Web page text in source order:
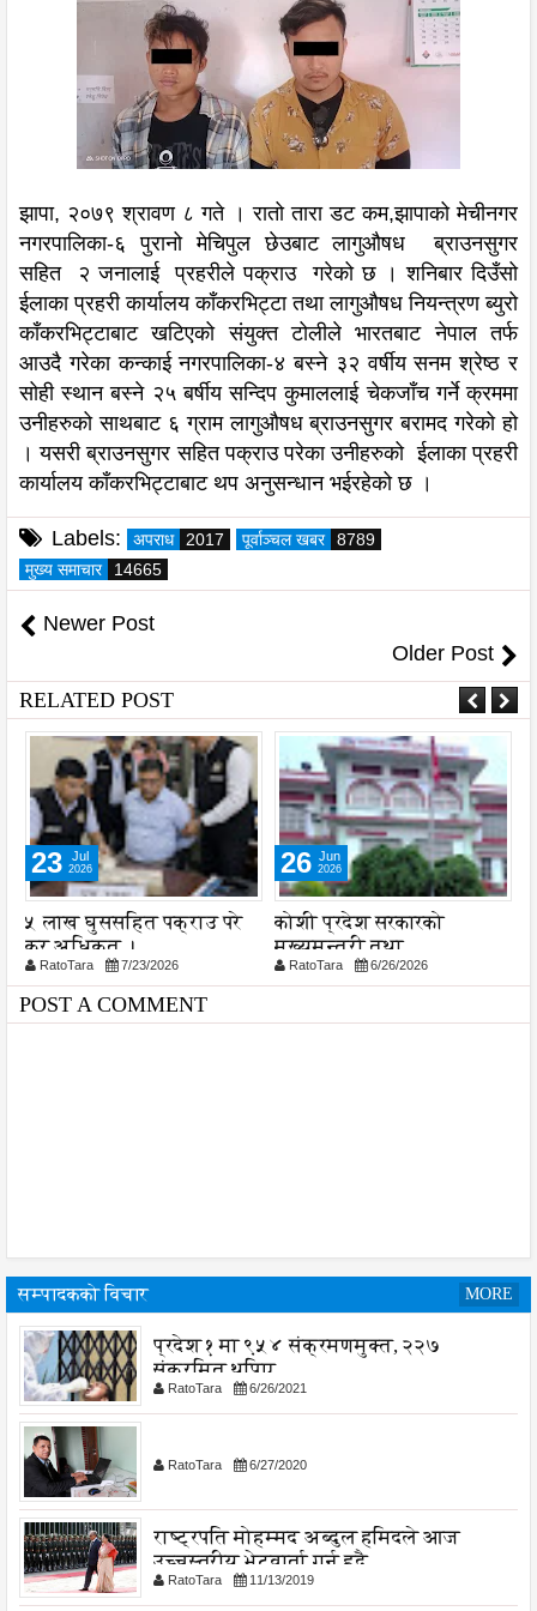
झापा, २०७९ श्रावण ८ गते । रातो तारा डट कम,झापाको मेचीनगर
नगरपालिका-६ पुरानो मेचिपुल छेउबाट लागुऔषध ब्राउनसुगर
सहित २ जनालाई प्रहरीले पक्राउ गरेको छ । शनिबार दिउँसो
ईलाका प्रहरी कार्यालय काँकरभिट्टा तथा लागुऔषध नियन्त्रण ब्युरो
काँकरभिट्टाबाट खटिएको संयुक्त टोलीले भारतबाट नेपाल तर्फ
आउदै गरेका कन्काई नगरपालिका-४ बस्ने ३२ वर्षीय सनम श्रेष्ठ र
सोही स्थान बस्ने २५ बर्षीय सन्दिप कुमाललाई चेकजाँच गर्ने क्रममा
उनीहरुको साथबाट ६ ग्राम लागुऔषध ब्राउनसुगर बरामद गरेको हो
। यसरी ब्राउनसुगर सहित पक्राउ परेका उनीहरुको ईलाका प्रहरी
कार्यालय काँकरभिट्टाबाट थप अनुसन्धान भईरहेको छ ।
Labels: अपराध 2017 पूर्वाञ्चल खबर
8789
मुख्य समाचार
14665
Newer Post
Older Post
RELATED POST
23 Jul
2026
५ लाख घुससहित पक्राउ परे
कर अधिकृत ।
RatoTara 7/23/2026
26 Jun
2026
कोशी प्रदेश सरकारको
मुख्यमन्त्री तथा
मन्त्रिपरिषद्को कार्यालयमा
बजेट दुरूपयेाग भ्रष्ट्रचार हुदै
...?
RatoTara 6/26/2026
POST A COMMENT
सम्पादकको विचार MORE
प्रदेश १ मा ९५४ संक्रमणमुक्त, २२७
संक्रमित थपिए
RatoTara 6/26/2021
RatoTara 6/27/2020
राष्ट्रपति मोहम्मद अब्दुल हमिदले आज
उच्चस्तरीय भेटवार्ता गर्नु हुदै,
RatoTara 11/13/2019